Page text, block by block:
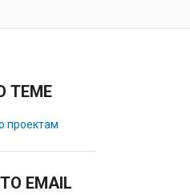
ТЕМЕ
проектам
EMAIL